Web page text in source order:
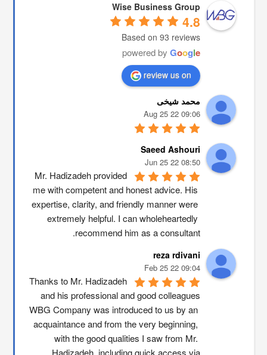
Wise Business Group
4.8
Based on 93 reviews
powered by Google
review us on
محمد شیخی
09:06 22 Aug 25
Saeed Ashouri
08:50 22 Jun 25
Mr. Hadizadeh provided
me with competent and honest advice. His
expertise, clarity, and friendly manner were
extremely helpful. I can wholeheartedly
recommend him as a consultant.
reza rdivani
09:04 22 Feb 25
Thanks to Mr. Hadizadeh
and his professional and good colleagues
WBG Company was introduced to us by an
acquaintance and from the very beginning,
with the good qualities I saw from Mr.
Hadizadeh, including quick access via …